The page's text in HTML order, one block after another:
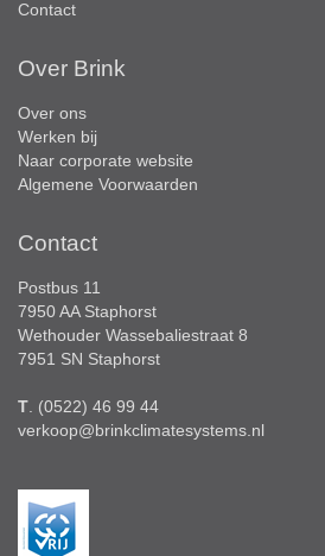
Contact
Over Brink
Over ons
Werken bij
Naar corporate website
Algemene Voorwaarden
Contact
Postbus 11
7950 AA Staphorst
Wethouder Wassebaliestraat 8
7951 SN Staphorst
T . (0522) 46 99 44
verkoop@brinkclimatesystems.nl